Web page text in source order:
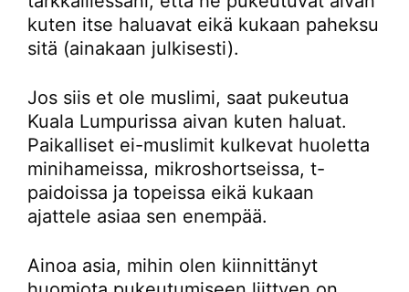
kuten itse haluavat eikä kukaan paheksu
sitä (ainakaan julkisesti).
Jos siis et ole muslimi, saat pukeutua
Kuala Lumpurissa aivan kuten haluat.
Paikalliset ei-muslimit kulkevat huoletta
minihameissa, mikroshortseissa, t-
paidoissa ja topeissa eikä kukaan
ajattele asiaa sen enempää.
Ainoa asia, mihin olen kiinnittänyt